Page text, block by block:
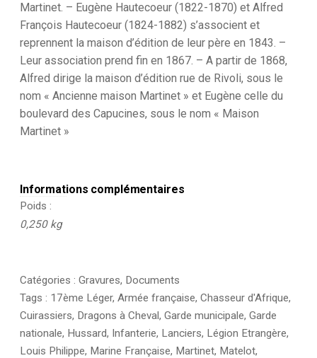
-
Infirmier
Martinet. – Eugène Hautecoeur (1822-1870) et Alfred
François Hautecoeur (1824-1882) s’associent et
reprennent la maison d’édition de leur père en 1843. –
Leur association prend fin en 1867. – A partir de 1868,
Alfred dirige la maison d’édition rue de Rivoli, sous le
nom « Ancienne maison Martinet » et Eugène celle du
boulevard des Capucines, sous le nom « Maison
Martinet »
Informations complémentaires
Poids
0,250 kg
Catégories : Gravures, Documents
Tags : 17ème Léger, Armée française, Chasseur d'Afrique,
Cuirassiers, Dragons à Cheval, Garde municipale, Garde
nationale, Hussard, Infanterie, Lanciers, Légion Etrangère,
Louis Philippe, Marine Française, Martinet, Matelot,